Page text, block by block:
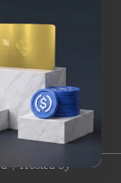
交易所
Bybit
OKX
HOYA BIT
其他
｜Hosted by